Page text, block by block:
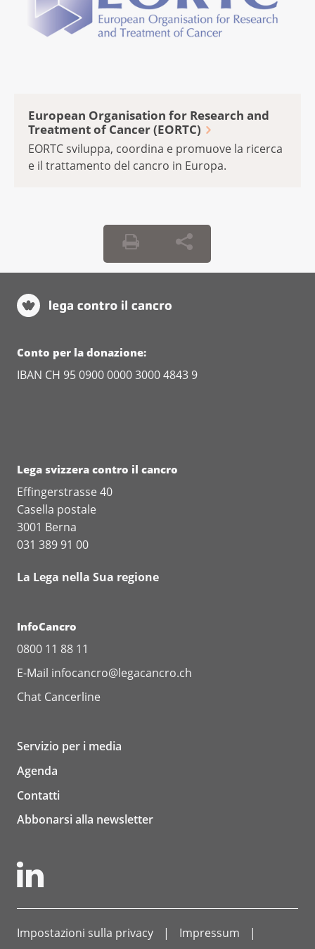
European Organisation for Research and
Treatment of Cancer (EORTC)
EORTC sviluppa, coordina e promuove la ricerca
e il trattamento del cancro in Europa.
Conto per la donazione:
IBAN CH 95 0900 0000 3000 4843 9
Lega svizzera contro il cancro
Effingerstrasse 40
Casella postale
3001 Berna
031 389 91 00
La Lega nella Sua regione
InfoCancro
0800 11 88 11
E-Mail infocancro@legacancro.ch
Chat Cancerline
Servizio per i media
Agenda
Contatti
Abbonarsi alla newsletter
Impostazioni sulla privacy
Impressum